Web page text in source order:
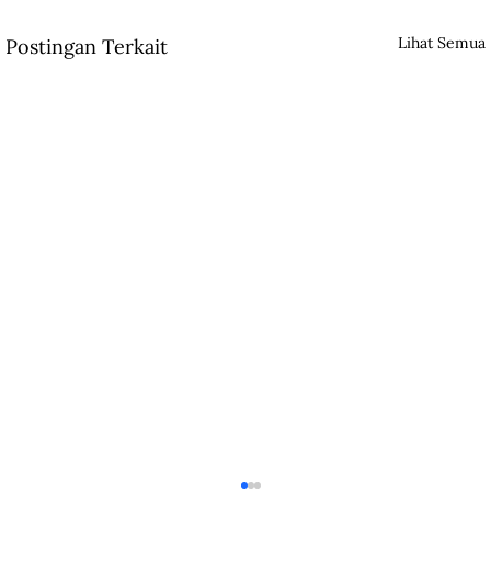
Postingan Terkait Lihat Semua